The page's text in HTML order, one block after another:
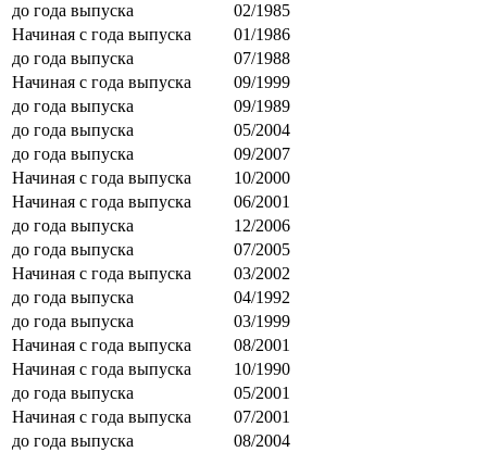
до года выпуска
02/1985
Начиная с года выпуска
01/1986
до года выпуска
07/1988
Начиная с года выпуска
09/1999
до года выпуска
09/1989
до года выпуска
05/2004
до года выпуска
09/2007
Начиная с года выпуска
10/2000
Начиная с года выпуска
06/2001
до года выпуска
12/2006
до года выпуска
07/2005
Начиная с года выпуска
03/2002
до года выпуска
04/1992
до года выпуска
03/1999
Начиная с года выпуска
08/2001
Начиная с года выпуска
10/1990
до года выпуска
05/2001
Начиная с года выпуска
07/2001
до года выпуска
08/2004